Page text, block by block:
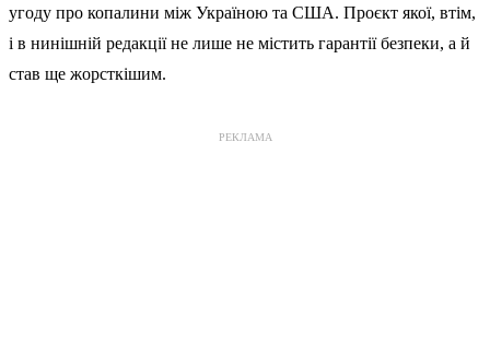
угоду про копалини між Україною та США. Проєкт якої, втім,
і в нинішній редакції не лише не містить гарантії безпеки, а й
став ще жорсткішим.
РЕКЛАМА